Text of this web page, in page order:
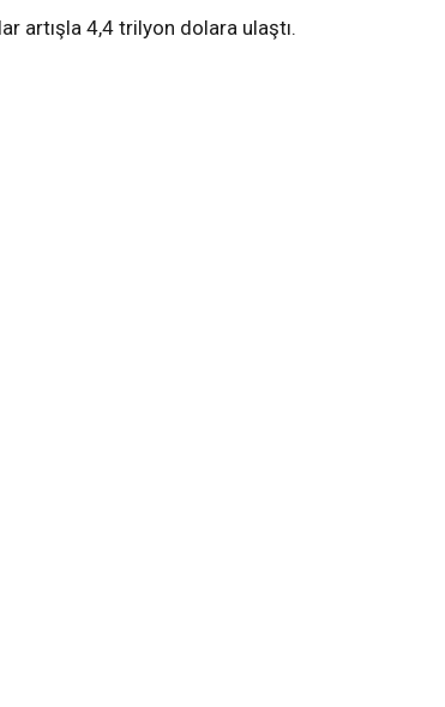
artışla 4,4 trilyon dolara ulaştı.